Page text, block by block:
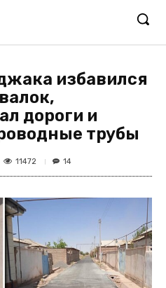
избавился
дороги и
трубы
11472 14